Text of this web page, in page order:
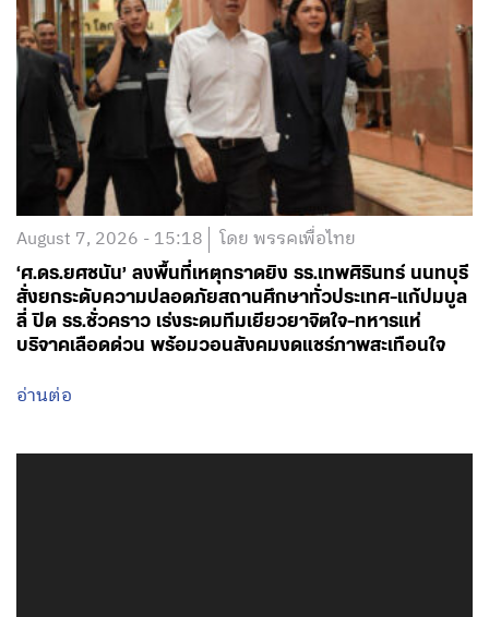
August 7, 2026 - 15:18 โดย พรรคเพื่อไทย
‘ศ.ดร.ยศชนัน’ ลงพื้นที่เหตุกราดยิง รร.เทพศิรินทร์ นนทบุรี
สั่งยกระดับความปลอดภัยสถานศึกษาทั่วประเทศ-แก้ปมบูล
ลี่ ปิด รร.ชั่วคราว เร่งระดมทีมเยียวยาจิตใจ-ทหารแห่
บริจาคเลือดด่วน พร้อมวอนสังคมงดแชร์ภาพสะเทือนใจ
อ่านต่อ